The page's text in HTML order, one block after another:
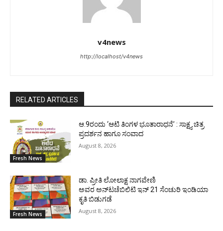
v4news
http://localhost/v4news
RELATED ARTICLES
Fresh News
ಆ.9ರಂದು ‘ಆಟಿ ತಿಂಗಳ ಭೂತಾರಾಧನೆ’ : ಸಾಕ್ಷ್ಯ ಚಿತ್ರ
ಪ್ರದರ್ಶನ ಹಾಗೂ ಸಂವಾದ
August 8, 2026
Fresh News
ಡಾ. ಪ್ರೀತಿ ಲೋಲಾಕ್ಷ ನಾಗವೇಣಿ
ಅವರ ಅನ್‌ಟಚೆಬಿಲಿಟಿ ಇನ್ 21 ಸೆಂಚುರಿ ಇಂಡಿಯಾ
ಕೃತಿ ಬಿಡುಗಡೆ
August 8, 2026